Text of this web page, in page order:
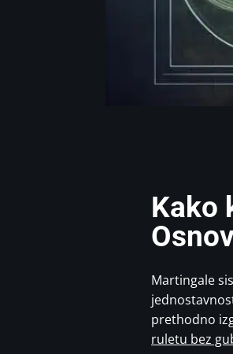
Kako
Martingale
prethodno
ruletu bez